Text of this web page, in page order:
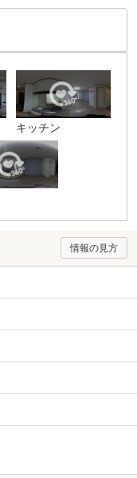
キッチン
情報の見方